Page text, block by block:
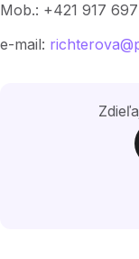
Mob.: +421 917
e-mail: